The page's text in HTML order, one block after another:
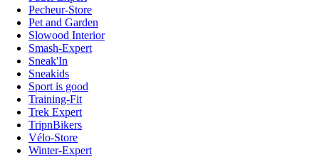
Pecheur-Store
Pet and Garden
Slowood Interior
Smash-Expert
Sneak'In
Sneakids
Sport is good
Training-Fit
Trek Expert
TripnBikers
Vélo-Store
Winter-Expert